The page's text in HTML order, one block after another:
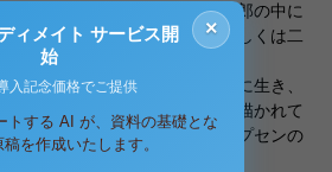
をさせることだ。しかし三四郎の中に
郎や与次郎よりも一世代、もしくは二
身
々宮、また彼の妹であり奔放に生き、
四郎には謎めいた女性として描かれて
せると彼女と同じくらい「イプセンの
×
ィメイト サービス開
始
入記念価格でご提供
トする AI が、資料の基礎とな
稿を作成いたします。